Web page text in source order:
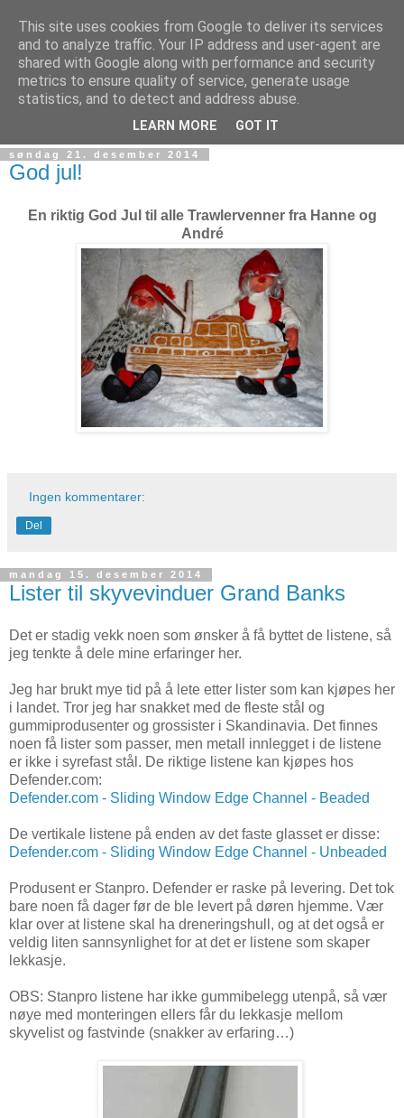
søndag 21. desember 2014
God jul!
En riktig God Jul til alle Trawlervenner fra Hanne og
André
Ingen kommentarer:
Del
mandag 15. desember 2014
Lister til skyvevinduer Grand Banks
Det er stadig vekk noen som ønsker å få byttet de listene, så
jeg tenkte å dele mine erfaringer her.
Jeg har brukt mye tid på å lete etter lister som kan kjøpes her
i landet. Tror jeg har snakket med de fleste stål og
gummiprodusenter og grossister i Skandinavia. Det finnes
noen få lister som passer, men metall innlegget i de listene
er ikke i syrefast stål. De riktige listene kan kjøpes hos
Defender.com:
Defender.com - Sliding Window Edge Channel - Beaded
De vertikale listene på enden av det faste glasset er disse:
Defender.com - Sliding Window Edge Channel - Unbeaded
Produsent er Stanpro. Defender er raske på levering. Det tok
bare noen få dager før de ble levert på døren hjemme. Vær
klar over at listene skal ha dreneringshull, og at det også er
veldig liten sannsynlighet for at det er listene som skaper
lekkasje.
OBS: Stanpro listene har ikke gummibelegg utenpå, så vær
nøye med monteringen ellers får du lekkasje mellom
skyvelist og fastvinde (snakker av erfaring…)
This site uses cookies from Google to deliver its services
and to analyze traffic. Your IP address and user-agent are
shared with Google along with performance and security
metrics to ensure quality of service, generate usage
statistics, and to detect and address abuse.
LEARN MORE GOT IT